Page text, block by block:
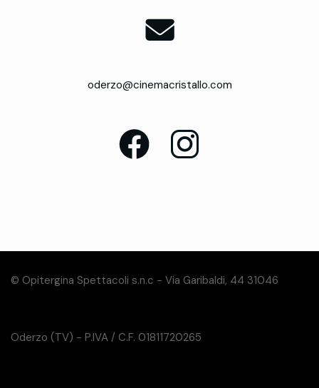
oderzo@cinemacristallo.com
© Opitergina Spettacoli s.n.c - Via Garibaldi, 44 31046
Oderzo (TV) - P.IVA / C.F. 01811720265